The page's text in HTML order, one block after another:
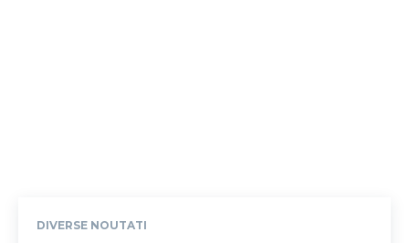
DIVERSE NOUTATI